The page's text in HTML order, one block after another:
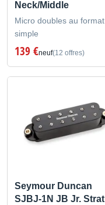
Neck/Middle
Micro doubles au format
simple
139 €neuf(12 offres)
Seymour Duncan
SJBJ-1N JB Jr. Strat